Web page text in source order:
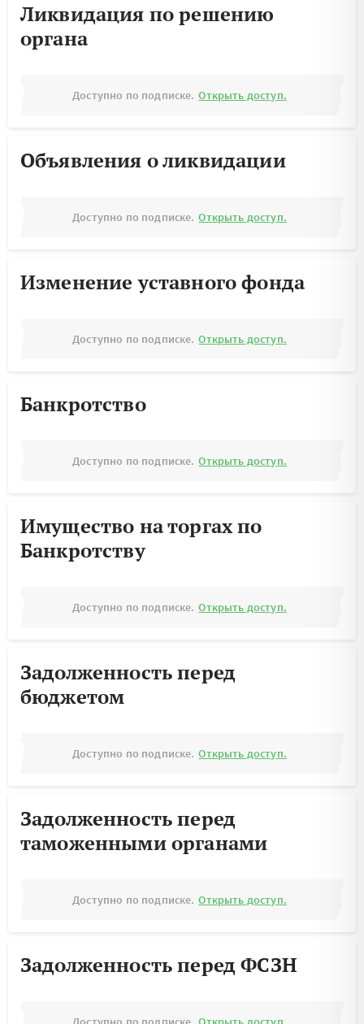
Ликвидация по решению
органа
Доступно по подписке. Открыть доступ.
Объявления о ликвидации
Доступно по подписке. Открыть доступ.
Изменение уставного фонда
Доступно по подписке. Открыть доступ.
Банкротство
Доступно по подписке. Открыть доступ.
Имущество на торгах по
Банкротству
Доступно по подписке. Открыть доступ.
Задолженность перед
бюджетом
Доступно по подписке. Открыть доступ.
Задолженность перед
таможенными органами
Доступно по подписке. Открыть доступ.
Задолженность перед ФСЗН